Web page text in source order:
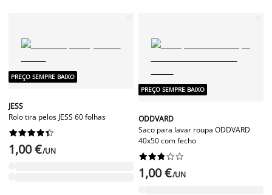
PREÇO SEMPRE BAIXO
JESS
Rolo tira pelos JESS 60 folhas






1,00 €/UN
PREÇO SEMPRE BAIXO
ODDVARD
Saco para lavar roupa ODDVARD
40x50 com fecho






1,00 €/UN